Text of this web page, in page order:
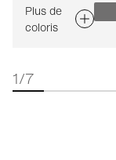
Plus de
coloris
1/7